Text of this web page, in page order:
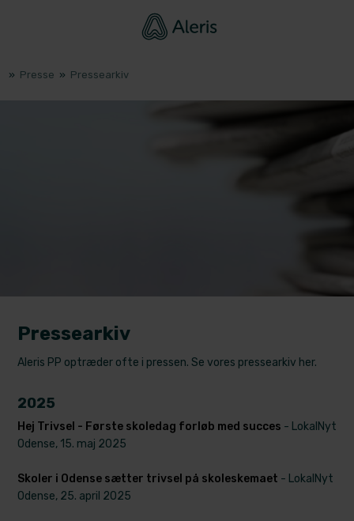
» Presse » Pressearkiv
Pressearkiv ​
​Aleris PP optræder ofte i pressen. Se vores pressearkiv her.
2025
Hej Trivsel - Første skoledag forløb med succes - LokalNyt
Odense, 15. maj 2025
Skoler i Odense sætter trivsel på skoleskemaet - LokalNyt
Odense, 25. april 2025